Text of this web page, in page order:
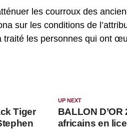
les courroux des
sur les conditions de
traité les personnes qui ont
UP NEXT
BALLON
africains en lice
Tiger